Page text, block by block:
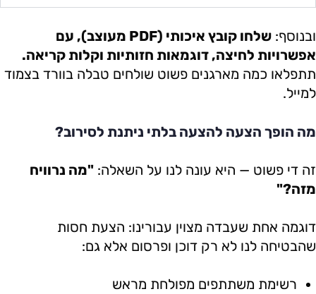
ובנוסף:
שלחו קובץ איכותי (PDF מעוצב), עם
אפשרויות לחיצה, דוגמאות חזותיות וקלות קריאה.
תתפלאו כמה מארגנים פשוט שולחים טבלה בוורד בצמוד
למייל.
מה הופך הצעה להצעה בלתי ניתנת לסירוב?
זה די פשוט — היא עונה לנו על השאלה: "מה נרוויח
מזה?"
דוגמה אחת שעבדה מצוין עבורינו: הצעת חסות
שהבטיחה לנו לא רק דוכן ופרסום אלא גם:
רשימת משתתפים מפולחת מראש